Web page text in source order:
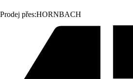
Prodej přes:HORNBACH